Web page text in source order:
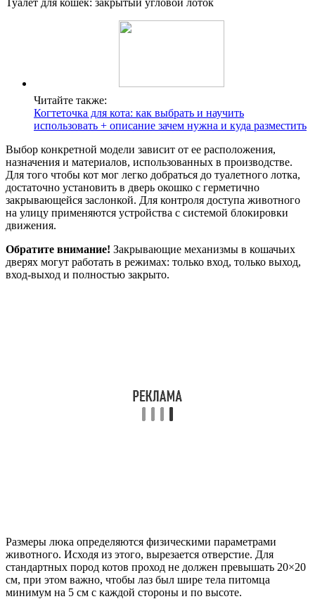
Читайте также:
Когтеточка для кота: как выбрать и научить
использовать + описание зачем нужна и куда разместить
Выбор конкретной модели зависит от ее расположения,
назначения и материалов, использованных в производстве.
Для того чтобы кот мог легко добраться до туалетного лотка,
достаточно установить в дверь окошко с герметично
закрывающейся заслонкой. Для контроля доступа животного
на улицу применяются устройства с системой блокировки
движения.
Обратите внимание! Закрывающие механизмы в кошачьих
дверях могут работать в режимах: только вход, только выход,
вход-выход и полностью закрыто.
Размеры люка определяются физическими параметрами
животного. Исходя из этого, вырезается отверстие. Для
стандартных пород котов проход не должен превышать 20×20
см, при этом важно, чтобы лаз был шире тела питомца
минимум на 5 см с каждой стороны и по высоте.